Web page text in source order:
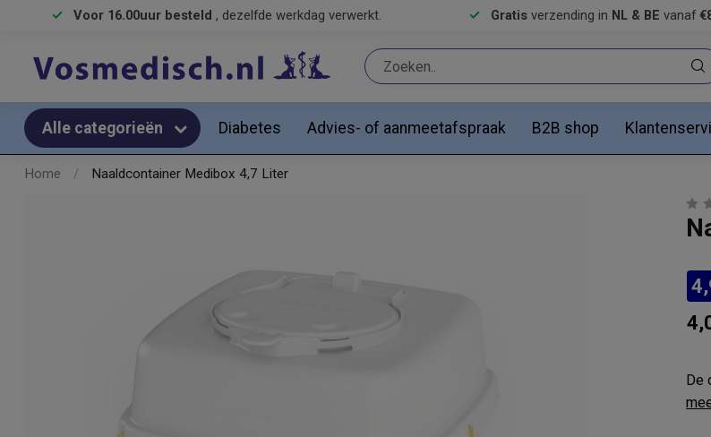
Voor 16.00uur besteld , dezelfde werkdag verwerkt. Gratis verzending in NL & BE vanaf
Alle categorieën Diabetes Advies- of aanmeetafspraak B2B shop
Home / Naaldcontainer Medibox 4,7 Liter
De